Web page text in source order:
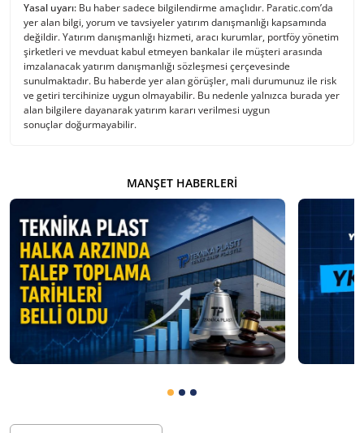
Yasal uyarı: Bu haber sadece bilgilendirme amaçlıdır. Paratic.com’da
yer alan bilgi, yorum ve tavsiyeler yatırım danışmanlığı kapsamında
değildir. Yatırım danışmanlığı hizmeti, aracı kurumlar, portföy yönetim
şirketleri ve mevduat kabul etmeyen bankalar ile müşteri arasında
imzalanacak yatırım danışmanlığı sözleşmesi çerçevesinde
sunulmaktadır. Bu haberde yer alan görüşler, mali durumunuz ile risk
ve getiri tercihinize uygun olmayabilir. Bu nedenle yalnızca burada yer
alan bilgilere dayanarak yatırım kararı verilmesi uygun
sonuçlar doğurmayabilir.
MANŞET HABERLERI